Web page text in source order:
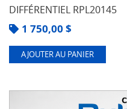
DIFFÉRENTIEL RPL20145
1 750,00 $
AJOUTER AU PANIER